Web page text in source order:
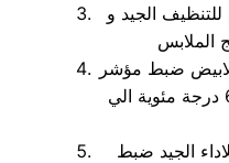
الجيد و
ضبط مؤشر
الحرارة علي متوسط درجة من 65 درجة مئوية الي
الجيد ضبط